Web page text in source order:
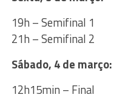
19h – Semifinal 1
21h – Semifinal 2
Sábado, 4 de março:
12h15min – Final